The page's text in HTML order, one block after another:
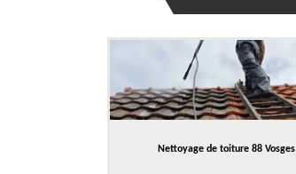
Nettoyage de toiture 88 Vosges